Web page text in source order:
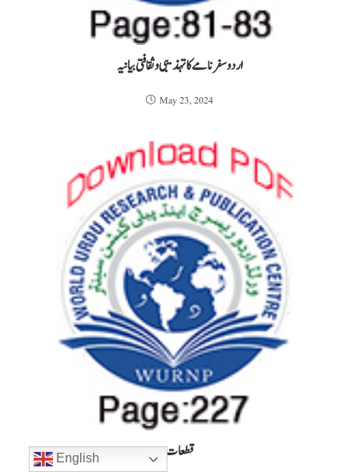
اردو سفرنامے کا تہذیبی وثقافتی بیانیہ
May 23, 2024
قطعات English